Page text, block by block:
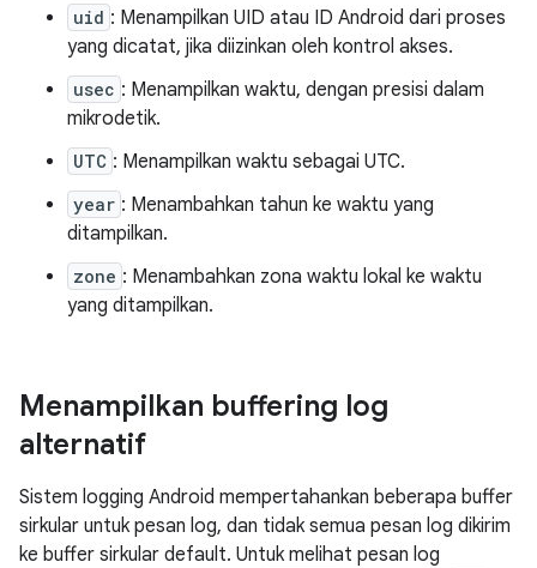
uid : Menampilkan UID atau ID Android dari proses
yang dicatat, jika diizinkan oleh kontrol akses.
usec : Menampilkan waktu, dengan presisi dalam
mikrodetik.
UTC : Menampilkan waktu sebagai UTC.
year : Menambahkan tahun ke waktu yang
ditampilkan.
zone : Menambahkan zona waktu lokal ke waktu
yang ditampilkan.
Menampilkan buffering log
alternatif
Sistem logging Android mempertahankan beberapa buffer
sirkular untuk pesan log, dan tidak semua pesan log dikirim
ke buffer sirkular default. Untuk melihat pesan log